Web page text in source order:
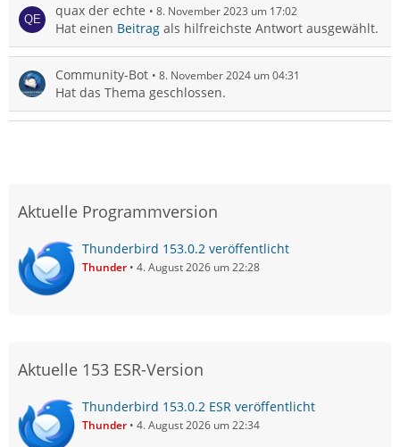
quax der echte 8. November 2023 um 17:02
Hat einen Beitrag als hilfreichste Antwort ausgewählt.
Community-Bot 8. November 2024 um 04:31
Hat das Thema geschlossen.
Aktuelle Programmversion
Thunderbird 153.0.2 veröffentlicht
Thunder 4. August 2026 um 22:28
Aktuelle 153 ESR-Version
Thunderbird 153.0.2 ESR veröffentlicht
Thunder 4. August 2026 um 22:34